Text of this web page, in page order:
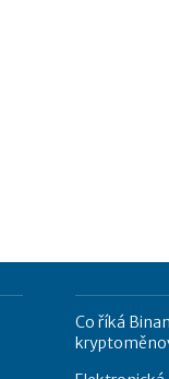
Co říká